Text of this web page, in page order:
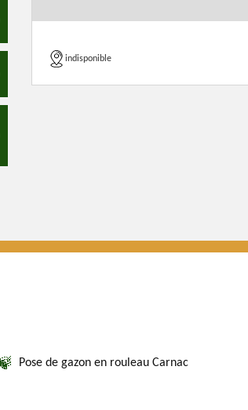
indisponible
Pose de gazon en rouleau Carnac